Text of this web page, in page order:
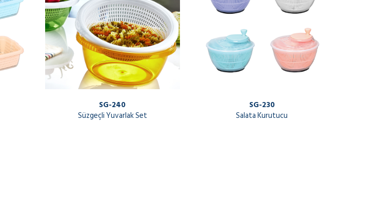
SG-240
Süzgeçli Yuvarlak Set
SG-230
Salata Kurutucu